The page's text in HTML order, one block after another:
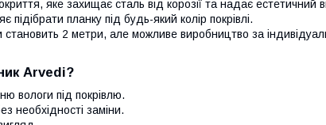
яке захищає сталь від корозії та надає естетичний
підібрати планку під будь-який колір покрівлі.
2 метри, але можливе виробництво за
Arvedi?
вологи під покрівлю.
необхідності заміни.